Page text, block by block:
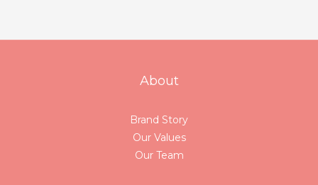
About
Brand Story
Our Values
Our Team